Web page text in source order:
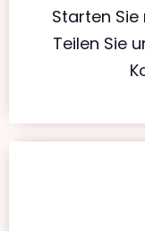
Starten
Teilen Sie